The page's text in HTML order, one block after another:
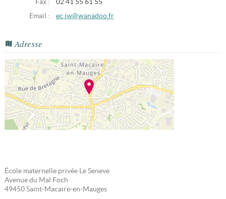
Fax :
02 41 55 61 55
Email :
ec.jw@wanadoo.fr
Adresse
École maternelle privée Le Seneve
Avenue du Mal Foch
49450 Saint-Macaire-en-Mauges